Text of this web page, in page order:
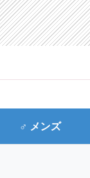
♂ メンズ